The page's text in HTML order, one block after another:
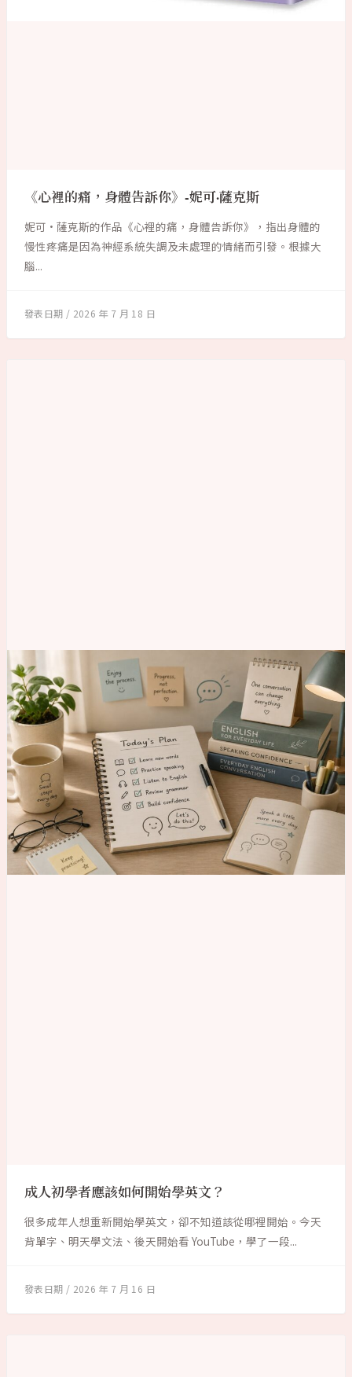
《心裡的痛，身體告訴你》-妮可·薩克斯
妮可·薩克斯的作品《心裡的痛，身體告訴你》，指出身體的
慢性疼痛是因為神經系統失調及未處理的情緒而引發。根據大
腦...
2026 年 7 月 18 日
成人初學者應該如何開始學英文？
很多成年人想重新開始學英文，卻不知道該從哪裡開始。今天
背單字、明天學文法、後天開始看 YouTube，學了一段...
2026 年 7 月 16 日